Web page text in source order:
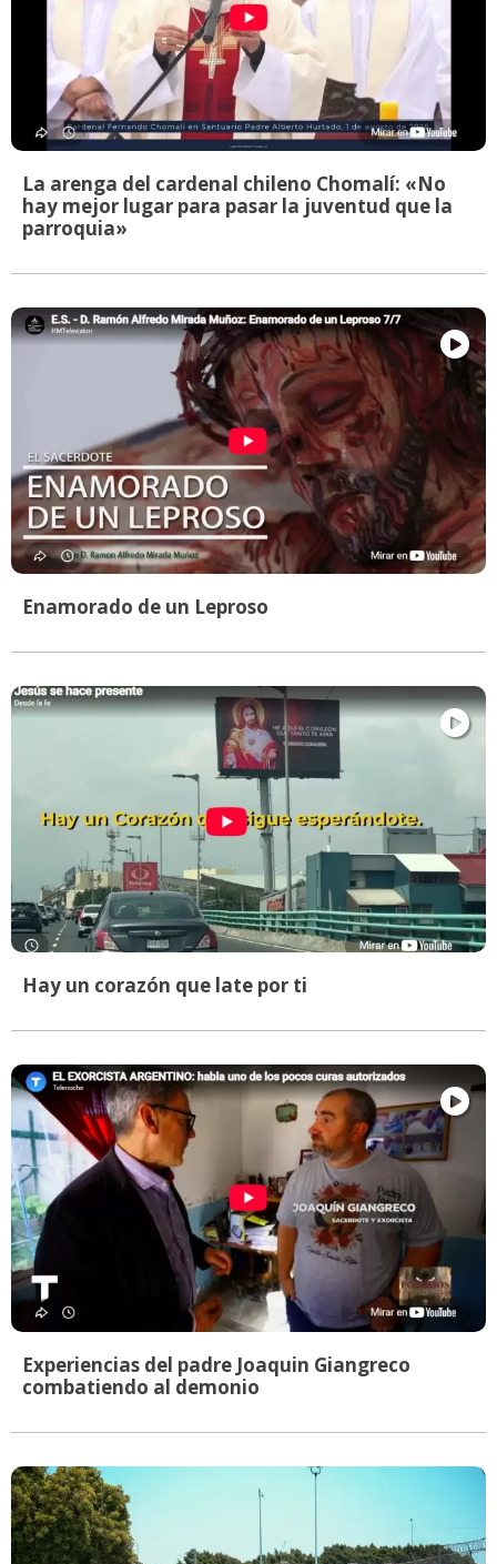
La arenga del cardenal chileno Chomalí: «No
hay mejor lugar para pasar la juventud que la
parroquia»
Enamorado de un Leproso
Hay un corazón que late por ti
Experiencias del padre Joaquin Giangreco
combatiendo al demonio